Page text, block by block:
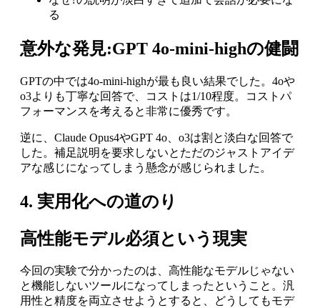
る
意外な発見:GPT 4o-mini-highの健闘
GPTの中では4o-mini-highが最も良い結果でした。4oや
o3よりも丁寧な回答で、コストは1/10程度。コストパ
フォーマンスを考えると非常に優秀です。
逆に、Claude Opus4やGPT 4o、o3は割と淡白な回答で
した。補足説明を要求しないとただのジャストアイデ
アな感じになってしまう懸念が感じられました。
4. 実用化への道のり
高性能モデル必須という現実
今回の実験で分かったのは、高性能なモデルじゃない
と機能しないツールになってしまったということ。汎
用性と精度を両立させようとすると、どうしてもモデ